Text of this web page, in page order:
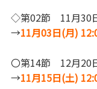
◇第02節 11月30
→11月03日(月)
〇第14節 12月20
→11月15日(土)